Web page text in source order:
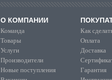
О КОМПАНИИ
Команда
Товары
Услуги
Производители
Новые поступления
Как
Оплата
Доставка
Гарантия